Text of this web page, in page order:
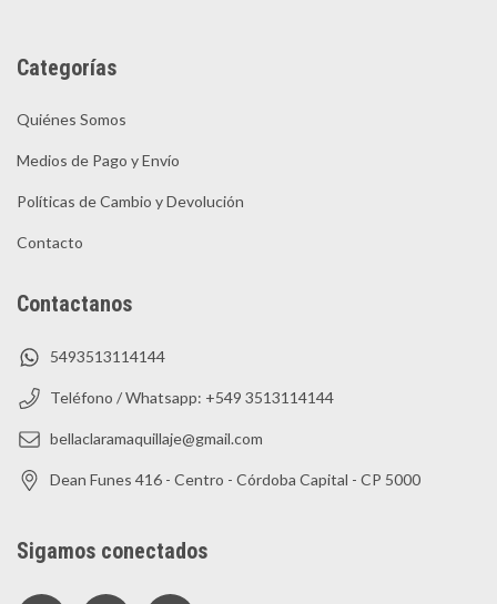
Categorías
Quiénes Somos
Medios de Pago y Envío
Políticas de Cambio y Devolución
Contacto
Contactanos
5493513114144
Teléfono / Whatsapp: +549 3513114144
bellaclaramaquillaje@gmail.com
Dean Funes 416 - Centro - Córdoba Capital - CP 5000
Sigamos conectados